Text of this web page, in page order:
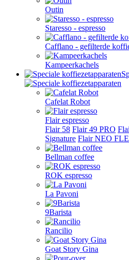
Outin
Staresso - espresso
Cafflano - gefilterde
Kampeerkachels
Cafelat Robot
Flair espresso
Flair 58 Flair 49 PRO
Signature Flair NEO
Bellman coffee
ROK espresso
La Pavoni
9Barista
Rancilio
Goat Story Gina